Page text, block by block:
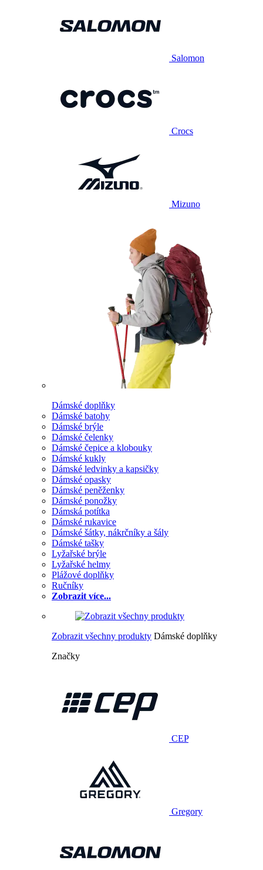
Salomon
Crocs
Mizuno
Dámské doplňky
Dámské batohy
Dámské brýle
Dámské čelenky
Dámské čepice a klobouky
Dámské kukly
Dámské ledvinky a kapsičky
Dámské opasky
Dámské peněženky
Dámské ponožky
Dámská potítka
Dámské rukavice
Dámské šátky, nákrčníky a šály
Dámské tašky
Lyžařské brýle
Lyžařské helmy
Plážové doplňky
Ručníky
Zobrazit více...
Zobrazit všechny produkty Dámské doplňky
Značky
CEP
Gregory